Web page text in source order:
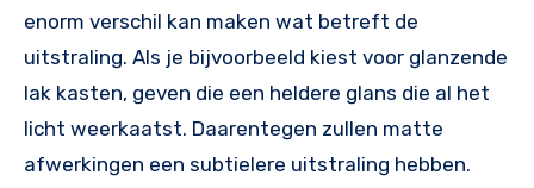
enorm verschil kan maken wat betreft de
uitstraling. Als je bijvoorbeeld kiest voor glanzende
lak kasten, geven die een heldere glans die al het
licht weerkaatst. Daarentegen zullen matte
afwerkingen een subtielere uitstraling hebben.